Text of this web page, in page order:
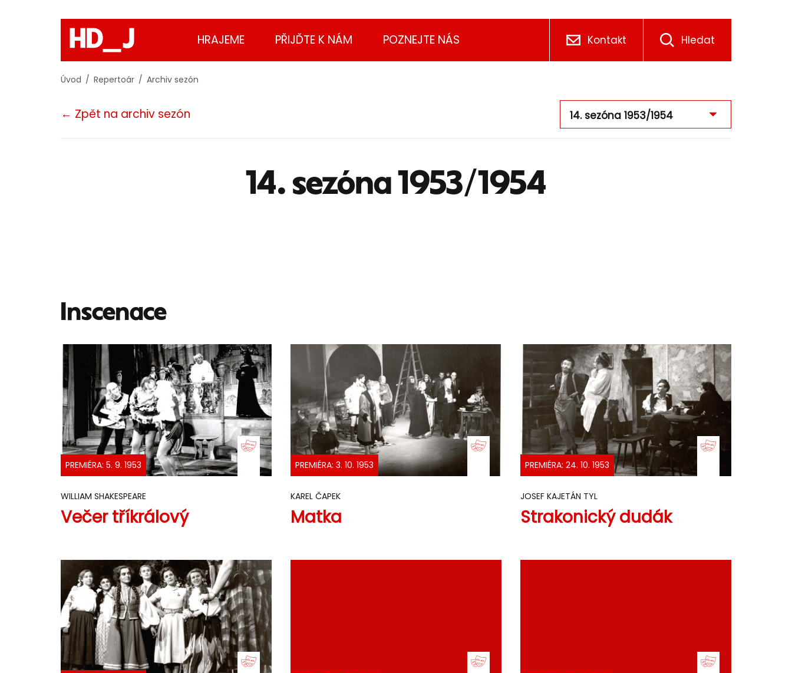
HRAJEME PŘIJĎTE K NÁM POZNEJTE NÁS Kontakt Hledat
Úvod Repertoár Archiv sezón
← Zpět na archiv sezón
14. sezóna 1953/1954
Inscenace
PREMIÉRA: 5. 9. 1953
WILLIAM SHAKESPEARE
Večer tříkrálový
PREMIÉRA: 3. 10. 1953
KAREL ČAPEK
Matka
PREMIÉRA: 24. 10. 1953
JOSEF KAJETÁN TYL
Strakonický dudák